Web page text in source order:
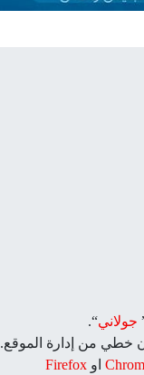
جولاني“.
خطي من إدارة الموقع.
او Firefox